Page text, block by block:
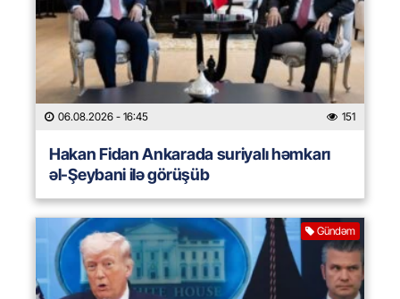
06.08.2026 - 16:45 151
Hakan Fidan Ankarada suriyalı həmkarı
əl-Şeybani ilə görüşüb
Gündəm